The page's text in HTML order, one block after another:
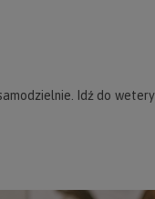
Idź do